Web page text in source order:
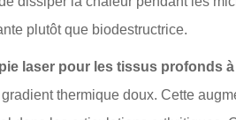
plutôt que biodestructrice.
laser pour les tissus profonds
thermique doux. Cette